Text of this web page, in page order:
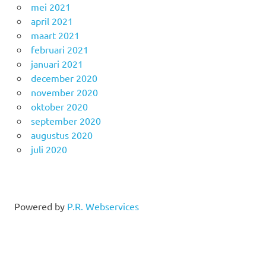
mei 2021
april 2021
maart 2021
februari 2021
januari 2021
december 2020
november 2020
oktober 2020
september 2020
augustus 2020
juli 2020
Powered by P.R. Webservices